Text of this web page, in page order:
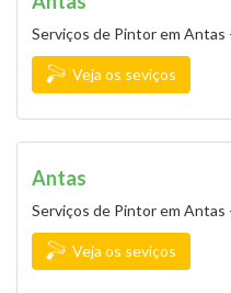
Serviços de Pintor em Antas
Veja os seviços
Antas
Serviços de Pintor em Antas
Veja os seviços